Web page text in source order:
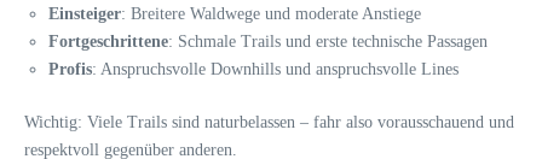
Einsteiger: Breitere Waldwege und moderate Anstiege
Fortgeschrittene: Schmale Trails und erste technische Passagen
Profis: Anspruchsvolle Downhills und anspruchsvolle Lines
Wichtig: Viele Trails sind naturbelassen – fahr also vorausschauend und
respektvoll gegenüber anderen.